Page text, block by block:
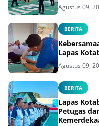
Agustus 09,
BERITA
Lapas
Agustus 09,
BERITA
Lapas
Petugas